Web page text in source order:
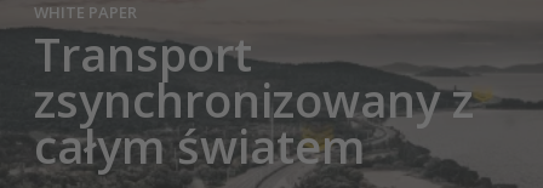
WHITE PAPER
Transport
zsynchronizowany z
całym światem